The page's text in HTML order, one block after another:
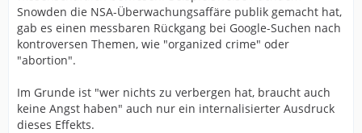
Snowden die NSA-Überwachungsaffäre publik gemacht hat,
gab es einen messbaren Rückgang bei Google-Suchen nach
kontroversen Themen, wie "organized crime" oder
"abortion".
Im Grunde ist "wer nichts zu verbergen hat, braucht auch
keine Angst haben" auch nur ein internalisierter Ausdruck
dieses Effekts.